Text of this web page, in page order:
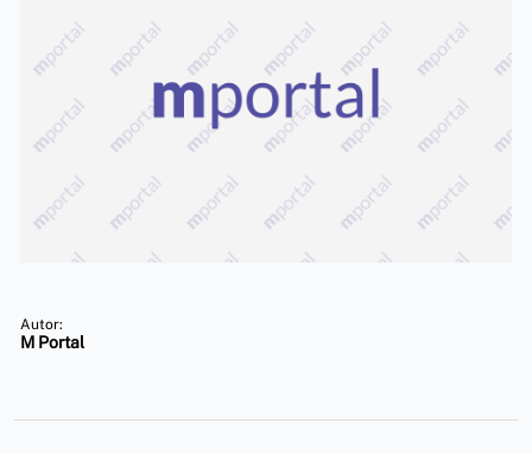
Autor:
M Portal